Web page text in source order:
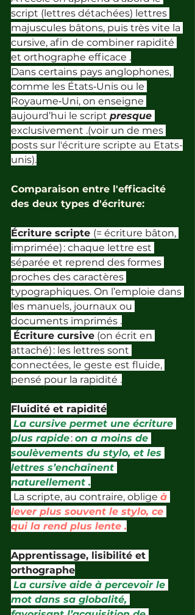
script (lettres détachées) lettres
majuscules bâtons, puis très vite la
cursive, afin de combiner rapidité
et orthographe efficace .
Dans certains pays anglophones,
comme les États‑Unis ou le
Royaume‑Uni, on enseigne
aujourd’hui le script presque
exclusivement .(voir un de mes
posts sur l'écriture scripte au Etats-
unis).
Comparaison entre l'efficacité
des deux types d'écriture:
Écriture scripte (= écriture bâton,
imprimée) : chaque lettre est
séparée et reprend des formes
proches des caractères
typographiques. On l’emploie dans
les manuels, journaux ou
documents imprimés .
Écriture cursive (on écrit en
attaché) : les lettres sont
connectées, le geste est fluide,
pensé pour la rapidité .
Fluidité et rapidité
La cursive permet une écriture
plus rapide : on a moins de
soulèvements du stylo, et les
lettres s’enchaînent
naturellement .
La scripte, au contraire, oblige à
lever plus souvent le stylo, ce
qui la rend plus lente .
Apprentissage, lisibilité et
orthographe
La cursive aide à percevoir le
mot dans sa globalité,